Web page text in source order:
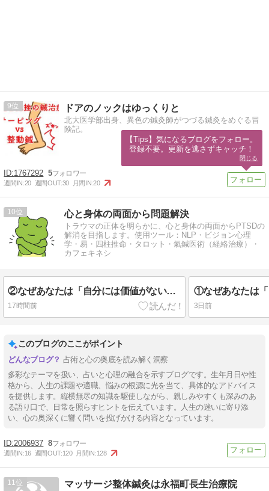
9 ドアのノックはゆっくりと
北大医学部出身、異色の鍼灸師がつづる鍼灸をめぐる冒
険記。
1767292 5
週間IN:20 週間OUT:30 月間IN:20
10 心と身体の両面から問題解決
トラウマの正体を明らかに、心と身体の両面からPTSDの
解消を目指します。使用ツール：NLP・ビジョン心理
学・易・四柱推命・タロット・氣鍼医術（経絡治療）・
カフェキネシ
②なぜあなたは「自分には価値がない」と思ってしまうのか？
17時間前 3日前
このブログのここがポイント
占術と心の奥底を読み解く洞察
多彩なテーマを扱い、占いと心理の融合を示すブログです。生年月日や性
格から、人生の課題や適職、悩みの根源に光を当て、具体的なアドバイス
を提供します。縦横無尽の知識を駆使しながら、親しみやすくも深みのあ
る語り口で、日常を照らすヒントを伝えています。人生の迷いに寄り添
い、心の奥深くに響く問いを投げかける内容となっています。
2006937 8
週間IN:16 週間OUT:120 月間IN:128
11 マッサージ整体鍼灸は永福町長生治療院
【Tips】気になるブログをフォロー。
登録不要。更新を逃さずキャッチ！
閉じる